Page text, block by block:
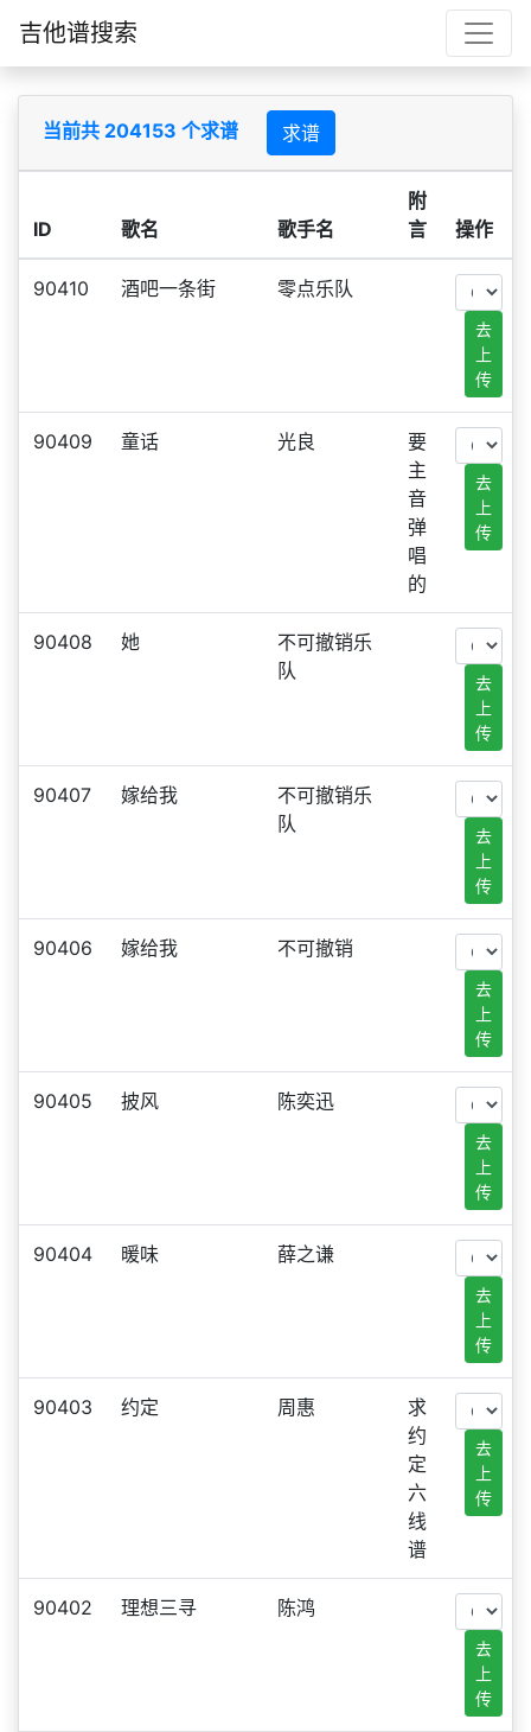
吉他谱搜索
当前共 204153 个求谱 求谱
ID 歌名 歌手名
附
言
操作
90410 酒吧一条街 零点乐队
去
上
传
90409 童话 光良
要
主
音
弹
唱
的
去
上
传
90408 她
不可撤销乐
队
去
上
传
90407 嫁给我
不可撤销乐
队
去
上
传
90406 嫁给我 不可撤销
去
上
传
90405 披风 陈奕迅
去
上
传
90404 暖味 薛之谦
去
上
传
90403 约定 周惠
求
约
定
六
线
谱
去
上
传
90402 理想三寻 陈鸿
去
上
传